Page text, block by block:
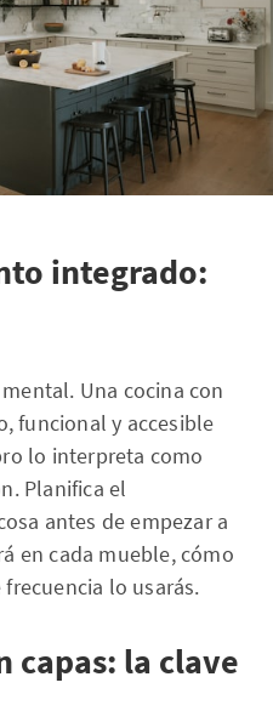
integrado:
Una cocina con
funcional y accesible
lo interpreta como
Planifica el
antes de empezar a
en cada mueble, cómo
lo usarás.
capas: la clave